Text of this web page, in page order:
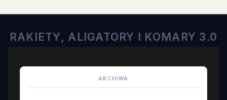
RAKIETY, ALIGATORY I KOMARY 3.0
ARCHIWA